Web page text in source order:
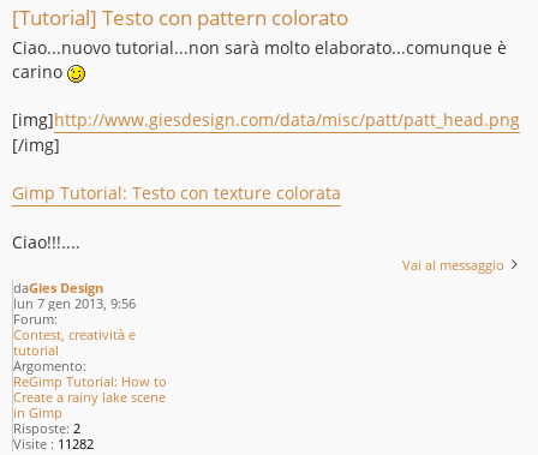
[Tutorial] Testo con pattern colorato
Ciao...nuovo tutorial...non sarà molto elaborato...comunque è
carino
[img]http://www.giesdesign.com/data/misc/patt/patt_head.png
[/img]
Gimp Tutorial: Testo con texture colorata
Ciao!!!....
Vai al messaggio
daGies Design
lun 7 gen 2013, 9:56
Forum:
Contest, creatività e
tutorial
Argomento:
ReGimp Tutorial: How to
Create a rainy lake scene
in Gimp
Risposte: 2
Visite : 11282